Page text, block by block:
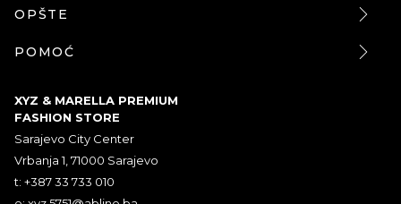
OPŠTE
POMOĆ
XYZ & MARELLA PREMIUM
FASHION STORE
Sarajevo City Center
Vrbanja 1, 71000 Sarajevo
t: +387 33 733 010